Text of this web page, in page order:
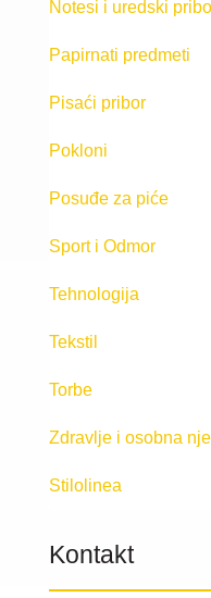
Notesi i uredski
Papirnati predmeti
Pisaći pribor
Pokloni
Posuđe za piće
Sport i Odmor
Tehnologija
Tekstil
Torbe
Zdravlje i osobna
Stilolinea
Kontakt